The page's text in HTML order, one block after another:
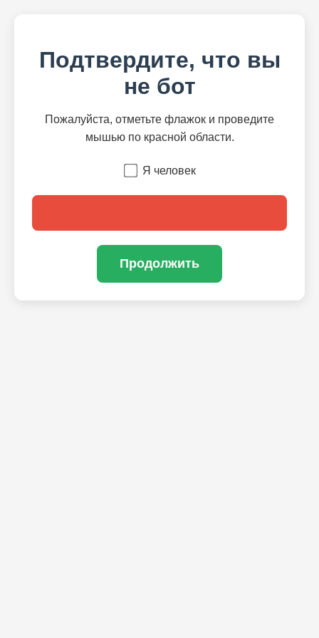
Подтвердите, что вы
не бот
Пожалуйста, отметьте флажок и проведите
мышью по красной области.
Я человек
Продолжить